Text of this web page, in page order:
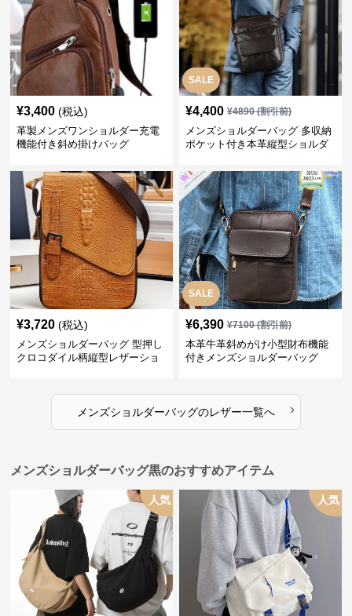
¥3,400 (税込)
革製メンズワンショルダー充電
機能付き斜め掛けバッグ
SALE
¥4,400 ¥4890(割引前)
メンズショルダーバッグ 多収納
ポケット付き本革縦型ショルダ
¥3,720 (税込)
メンズショルダーバッグ 型押し
クロコダイル柄縦型レザーショ
SALE
¥6,390 ¥7100(割引前)
本革牛革斜めがけ小型財布機能
付きメンズショルダーバッグ
メンズショルダーバッグのレザー一覧へ ›
メンズショルダーバッグ黒のおすすめアイテム
人気 人気